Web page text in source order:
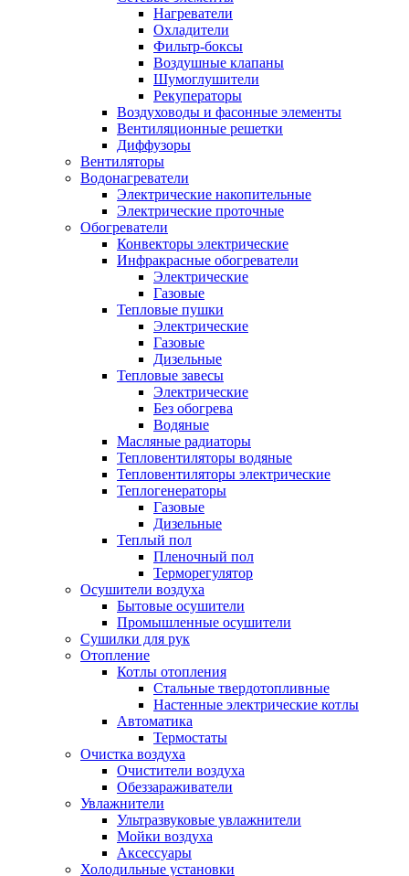
Нагреватели
Охладители
Фильтр-боксы
Воздушные клапаны
Шумоглушители
Рекуператоры
Воздуховоды и фасонные элементы
Вентиляционные решетки
Диффузоры
Вентиляторы
Водонагреватели
Электрические накопительные
Электрические проточные
Обогреватели
Конвекторы электрические
Инфракрасные обогреватели
Электрические
Газовые
Тепловые пушки
Электрические
Газовые
Дизельные
Тепловые завесы
Электрические
Без обогрева
Водяные
Масляные радиаторы
Тепловентиляторы водяные
Тепловентиляторы электрические
Теплогенераторы
Газовые
Дизельные
Теплый пол
Пленочный пол
Терморегулятор
Осушители воздуха
Бытовые осушители
Промышленные осушители
Сушилки для рук
Отопление
Котлы отопления
Стальные твердотопливные
Настенные электрические котлы
Автоматика
Термостаты
Очистка воздуха
Очистители воздуха
Обеззараживатели
Увлажнители
Ультразвуковые увлажнители
Мойки воздуха
Аксессуары
Холодильные установки